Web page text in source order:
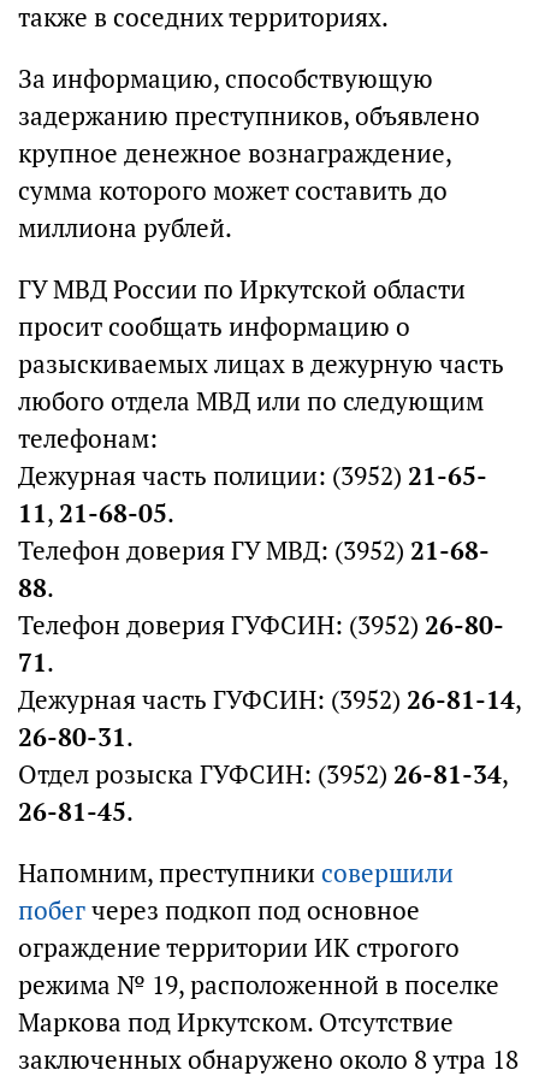
также в соседних территориях.
За информацию, способствующую
задержанию преступников, объявлено
крупное денежное вознаграждение,
сумма которого может составить до
миллиона рублей.
ГУ МВД России по Иркутской области
просит сообщать информацию о
разыскиваемых лицах в дежурную часть
любого отдела МВД или по следующим
телефонам:
Дежурная часть полиции: (3952) 21-65-
11,21-68-05.
Телефон доверия ГУ МВД: (3952) 21-68-
88.
Телефон доверия ГУФСИН: (3952) 26-80-
71.
Дежурная часть ГУФСИН: (3952) 26-81-14,
26-80-31.
Отдел розыска ГУФСИН: (3952) 26-81-34,
26-81-45.
Напомним, преступники совершили
побегчерез подкоп под основное
ограждение территории ИК строгого
режима № 19, расположенной в поселке
Маркова под Иркутском. Отсутствие
заключенных обнаружено около 8 утра 18